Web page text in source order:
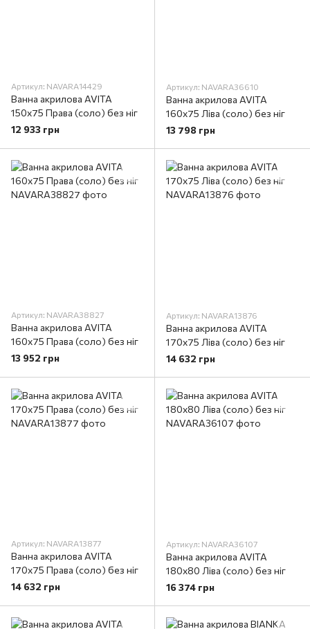
Артикул: NAVARA14429
Ванна акрилова AVITA
150х75 Права (соло) без ніг
12 933 грн
Артикул: NAVARA36610
Ванна акрилова AVITA
160х75 Ліва (соло) без ніг
13 798 грн
Артикул: NAVARA38827
Ванна акрилова AVITA
160х75 Права (соло) без ніг
13 952 грн
Артикул: NAVARA13876
Ванна акрилова AVITA
170х75 Ліва (соло) без ніг
14 632 грн
Артикул: NAVARA13877
Ванна акрилова AVITA
170х75 Права (соло) без ніг
14 632 грн
Артикул: NAVARA36107
Ванна акрилова AVITA
180х80 Ліва (соло) без ніг
16 374 грн